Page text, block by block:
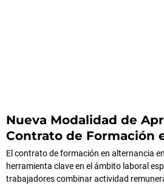
Nueva Modalidad de
Contrato de Formación
El contrato de formación en alternancia
herramienta clave en el ámbito laboral
trabajadores combinar actividad